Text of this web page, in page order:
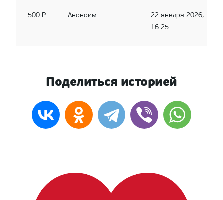
500 Р Аноноим
22 января 2026,
16:25
Поделиться историей